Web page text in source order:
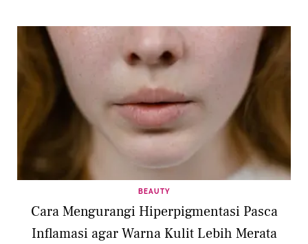
BEAUTY
Cara Mengurangi Hiperpigmentasi Pasca
Inflamasi agar Warna Kulit Lebih Merata